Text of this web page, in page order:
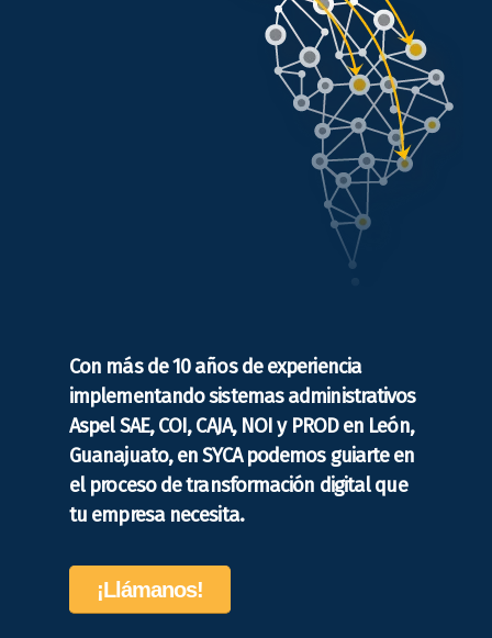
Con más de 10 años de experiencia
implementando sistemas administrativos
Aspel SAE, COI, CAJA, NOI y PROD en León,
Guanajuato, en SYCA podemos guiarte en
el proceso de transformación digital que
tu empresa necesita.
¡Llámanos!